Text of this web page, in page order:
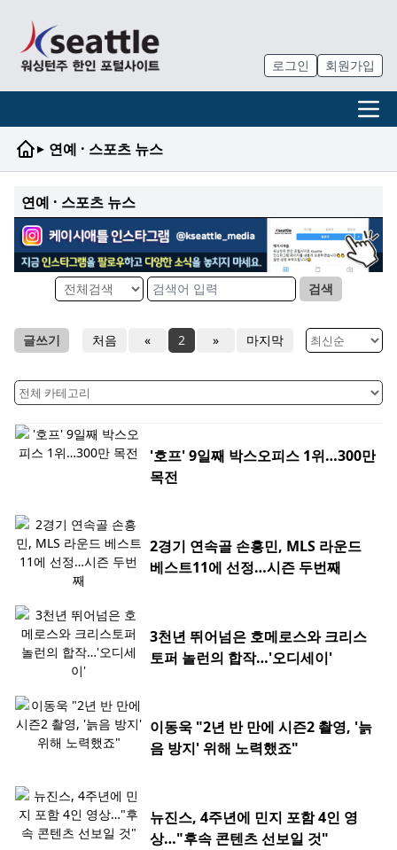
로그인 회원가입
▸ 연예 · 스포츠 뉴스
연예 · 스포츠 뉴스
검색
글쓰기 처음 « 2 » 마지막
'호프' 9일째 박스오피스 1위…300만
목전
2경기 연속골 손흥민, MLS 라운드
베스트11에 선정…시즌 두번째
3천년 뛰어넘은 호메로스와 크리스
토퍼 놀런의 합작…'오디세이'
이동욱 "2년 반 만에 시즌2 촬영, '늙
음 방지' 위해 노력했죠"
뉴진스, 4주년에 민지 포함 4인 영
상…"후속 콘텐츠 선보일 것"